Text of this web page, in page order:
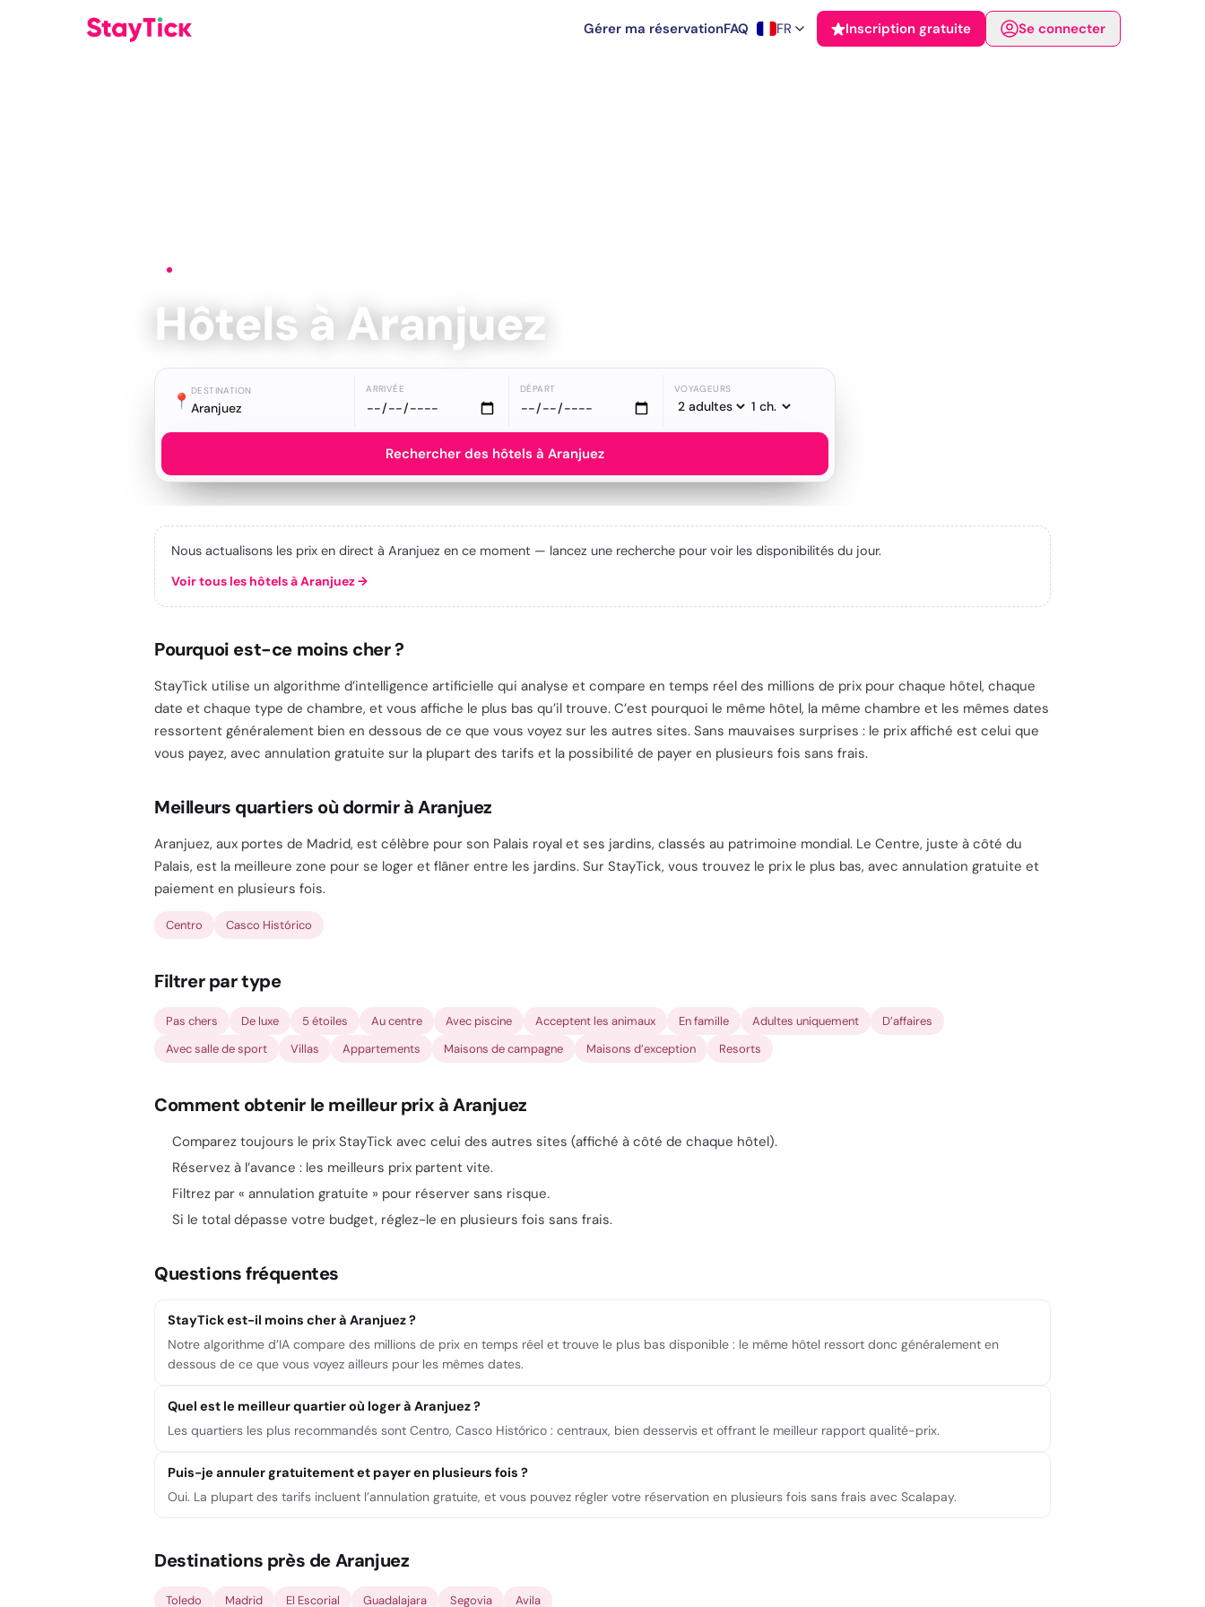
Gérer ma réservationFAQ FR Inscription gratuite Se connecter
Hôtels à Aranjuez
📍 DESTINATION
Aranjuez
ARRIVÉE DÉPART VOYAGEURS
Rechercher des hôtels à Aranjuez
Nous actualisons les prix en direct à Aranjuez en ce moment — lancez une recherche pour voir les disponibilités du jour.
Voir tous les hôtels à Aranjuez→
Pourquoi est-ce moins cher ?
StayTick utilise un algorithme d’intelligence artificielle qui analyse et compare en temps réel des millions de prix pour chaque hôtel, chaque
date et chaque type de chambre, et vous affiche le plus bas qu’il trouve. C’est pourquoi le même hôtel, la même chambre et les mêmes dates
ressortent généralement bien en dessous de ce que vous voyez sur les autres sites. Sans mauvaises surprises : le prix affiché est celui que
vous payez, avec annulation gratuite sur la plupart des tarifs et la possibilité de payer en plusieurs fois sans frais.
Meilleurs quartiers où dormir à Aranjuez
Aranjuez, aux portes de Madrid, est célèbre pour son Palais royal et ses jardins, classés au patrimoine mondial. Le Centre, juste à côté du
Palais, est la meilleure zone pour se loger et flâner entre les jardins. Sur StayTick, vous trouvez le prix le plus bas, avec annulation gratuite et
paiement en plusieurs fois.
Centro Casco Histórico
Filtrer par type
Pas chers De luxe 5 étoiles Au centre Avec piscine Acceptent les animaux En famille Adultes uniquement
D’affaires
Avec salle de sport
Villas Appartements Maisons de campagne Maisons d’exception Resorts
Comment obtenir le meilleur prix à Aranjuez
Comparez toujours le prix StayTick avec celui des autres sites (affiché à côté de chaque hôtel).
Réservez à l’avance : les meilleurs prix partent vite.
Filtrez par « annulation gratuite » pour réserver sans risque.
Si le total dépasse votre budget, réglez-le en plusieurs fois sans frais.
Questions fréquentes
StayTick est-il moins cher à Aranjuez ?
Notre algorithme d’IA compare des millions de prix en temps réel et trouve le plus bas disponible : le même hôtel ressort donc généralement en
dessous de ce que vous voyez ailleurs pour les mêmes dates.
Quel est le meilleur quartier où loger à Aranjuez ?
Les quartiers les plus recommandés sont Centro, Casco Histórico : centraux, bien desservis et offrant le meilleur rapport qualité-prix.
Puis-je annuler gratuitement et payer en plusieurs fois ?
Oui. La plupart des tarifs incluent l’annulation gratuite, et vous pouvez régler votre réservation en plusieurs fois sans frais avec Scalapay.
Destinations près de Aranjuez
Toledo Madrid El Escorial Guadalajara Segovia Avila